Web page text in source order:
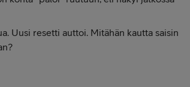
Uusi resetti auttoi. Mitähän kautta saisin